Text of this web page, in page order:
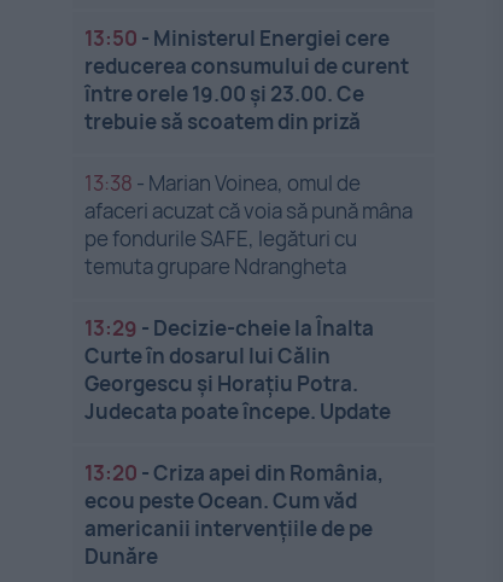
13:50 - Ministerul Energiei cere
reducerea consumului de curent
între orele 19.00 și 23.00. Ce
trebuie să scoatem din priză
13:38 - Marian Voinea, omul de
afaceri acuzat că voia să pună mâna
pe fondurile SAFE, legături cu
temuta grupare Ndrangheta
13:29 - Decizie-cheie la Înalta
Curte în dosarul lui Călin
Georgescu și Horațiu Potra.
Judecata poate începe. Update
13:20 -Criza apei din România,
ecou peste Ocean. Cum văd
americanii intervențiile de pe
Dunăre